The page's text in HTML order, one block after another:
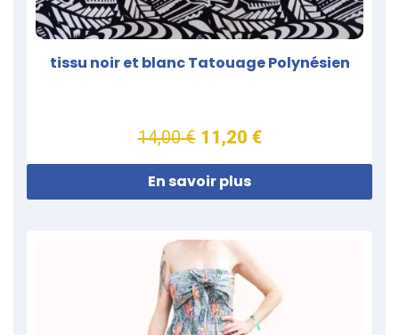
tissu noir et blanc Tatouage Polynésien
14,00 € 11,20 €
En savoir plus